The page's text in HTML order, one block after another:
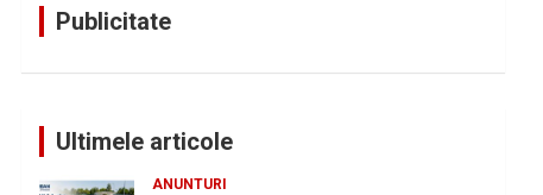
Publicitate
Ultimele articole
ANUNTURI